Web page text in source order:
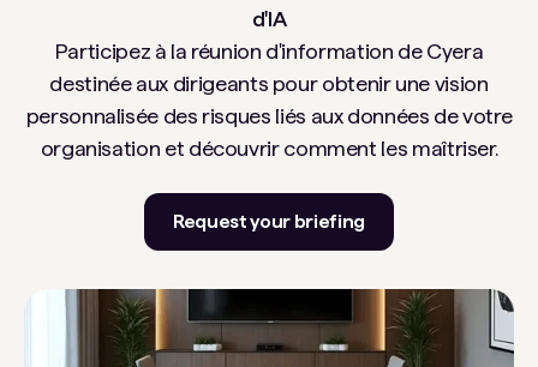
d'IA
Participez à la réunion d'information de Cyera
destinée aux dirigeants pour obtenir une vision
personnalisée des risques liés aux données de votre
organisation et découvrir comment les maîtriser.
Request your briefing